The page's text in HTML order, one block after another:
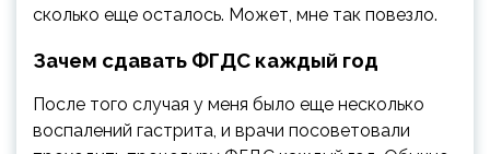
сколько еще осталось. Может, мне так повезло.
Зачем сдавать ФГДС каждый год
После того случая у меня было еще несколько
воспалений гастрита, и врачи посоветовали